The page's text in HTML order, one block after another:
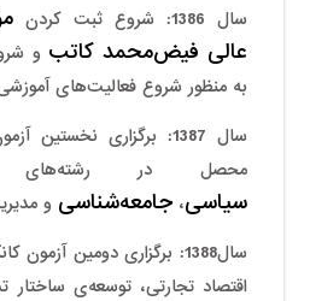
سال 1386 : شروع ثبت کردن
عالی فیض‌محمد کاتب و
به منظور شروع فعالیت­‌های
سال 1387
:
محصل در
سیاسی،جامعه‌شناسی و
سال1388
: برگزاری دومین آزمون
اقتصاد تجارتی، توسعه‌ی ساختار